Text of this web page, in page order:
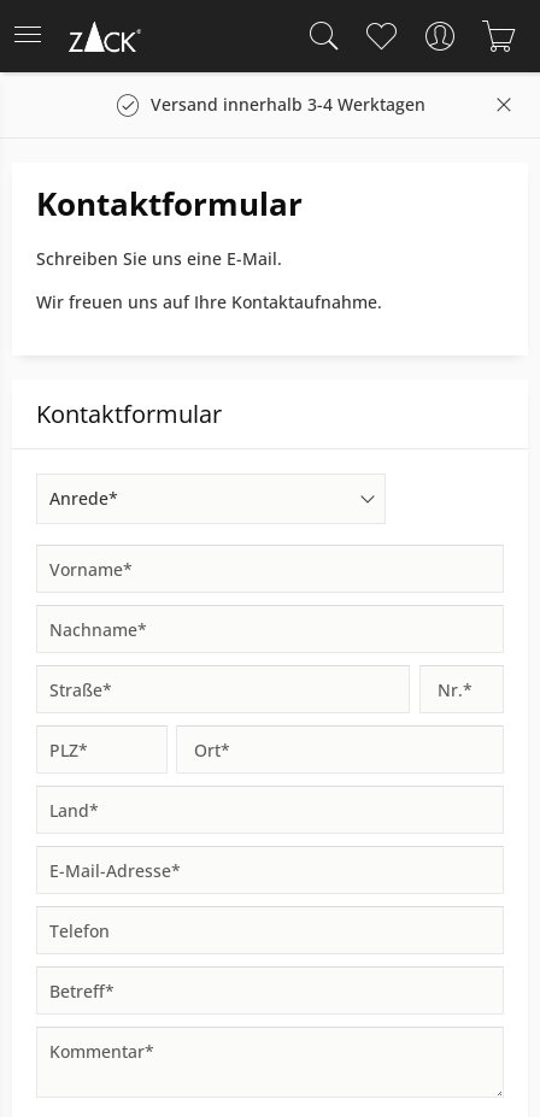
Versand innerhalb 3-4 Werktagen
Kontaktformular
Schreiben Sie uns eine E-Mail.
Wir freuen uns auf Ihre Kontaktaufnahme.
Kontaktformular